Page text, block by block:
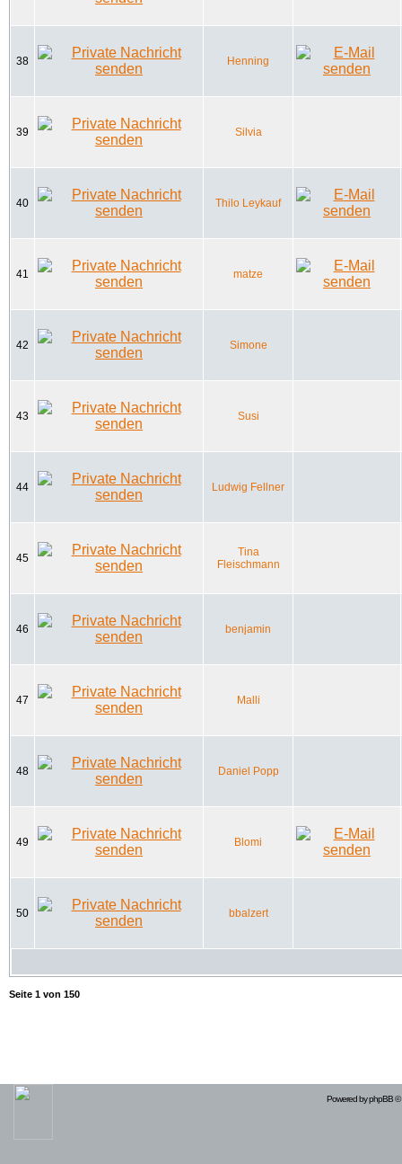
38 Henning
39 Silvia
40 Thilo Leykauf
41 matze
42 Simone
43 Susi
44 Ludwig Fellner
45
Tina
Fleischmann
46 benjamin
47 Malli
48 Daniel Popp
49 Blomi
50 bbalzert
Seite 1 von 150
Powered byphpBB©